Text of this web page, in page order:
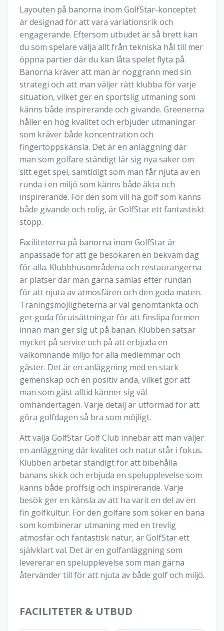
Layouten på banorna inom GolfStar-konceptet
är designad för att vara variationsrik och
engagerande. Eftersom utbudet är så brett kan
du som spelare välja allt från tekniska hål till mer
öppna partier där du kan låta spelet flyta på.
Banorna kräver att man är noggrann med sin
strategi och att man väljer rätt klubba för varje
situation, vilket ger en sportslig utmaning som
känns både inspirerande och givande. Greenerna
håller en hög kvalitet och erbjuder utmaningar
som kräver både koncentration och
fingertoppskänsla. Det är en anläggning där
man som golfare ständigt lär sig nya saker om
sitt eget spel, samtidigt som man får njuta av en
runda i en miljö som känns både äkta och
inspirerande. För den som vill ha golf som känns
både givande och rolig, är GolfStar ett fantastiskt
stopp.
Faciliteterna på banorna inom GolfStar är
anpassade för att ge besökaren en bekväm dag
för alla. Klubbhusområdena och restaurangerna
är platser där man gärna samlas efter rundan
för att njuta av atmosfären och den goda maten.
Träningsmöjligheterna är väl genomtänkta och
ger goda förutsättningar för att finslipa formen
innan man ger sig ut på banan. Klubben satsar
mycket på service och på att erbjuda en
välkomnande miljö för alla medlemmar och
gäster. Det är en anläggning med en stark
gemenskap och en positiv anda, vilket gör att
man som gäst alltid känner sig väl
omhändertagen. Varje detalj är utformad för att
göra golfdagen så bra som möjligt.
Att välja GolfStar Golf Club innebär att man väljer
en anläggning där kvalitet och natur står i fokus.
Klubben arbetar ständigt för att bibehålla
banans skick och erbjuda en spelupplevelse som
känns både proffsig och inspirerande. Varje
besök ger en känsla av att ha varit en del av en
fin golfkultur. För den golfare som söker en bana
som kombinerar utmaning med en trevlig
atmosfär och fantastisk natur, är GolfStar ett
självklart val. Det är en golfanläggning som
levererar en spelupplevelse som man gärna
återvänder till för att njuta av både golf och miljö.
FACILITETER & UTBUD